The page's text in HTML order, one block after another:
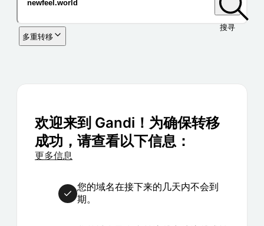
搜寻
多重转移
欢迎来到 Gandi！为确保转移
成功，请查看以下信息：
更多信息
您的域名在接下来的几天内不会到
期。